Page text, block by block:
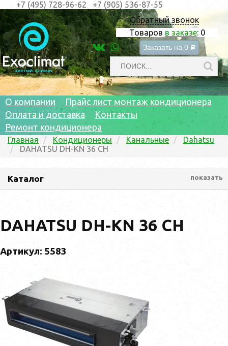
Обратный звонок
Товаров в заказе: 0
Заказать на 0 c
+7 (495) 728-96-62 +7 (905) 536-87-55
О компании
Прайс лист монтаж кондиционера
Оплата и доставка
Контакты
Ремонт кондиционера
Главная Кондиционеры Канальные
Dahatsu
DAHATSU DH-KN 36 CH
Каталог показать
DAHATSU DH-KN 36 CH
Артикул: 5583